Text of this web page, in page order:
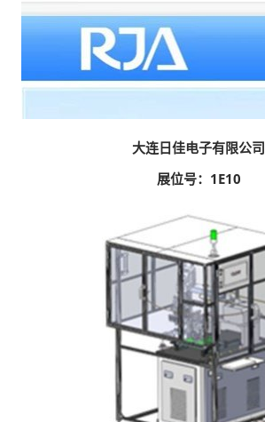
大连日佳电子有限公司
展位号：1E10